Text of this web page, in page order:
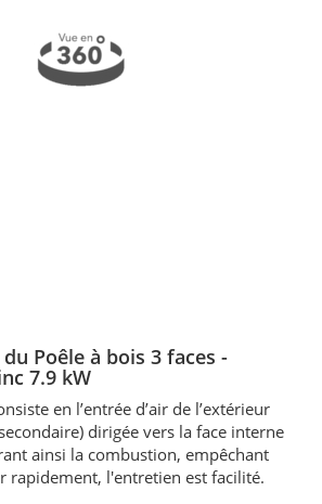
Poêle à bois 3 faces -
7.9 kW
en l’entrée d’air de l’extérieur
dirigée vers la face interne
ainsi la combustion, empêchant
rapidement, l'entretien est facilité.